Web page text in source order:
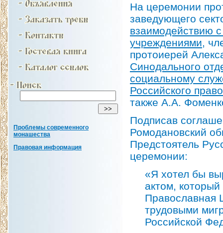
Проблемы современного
монашества
Правовая информация
На церемонии
заведующего
взаимодействию
учреждениями,
протоиерей
Синодального
социальному
Российского
также А.А.
Подписав
Ромодановский
Предстоятель
церемонии:
«Я хотел бы
актом,
Православная
трудовыми
Российской